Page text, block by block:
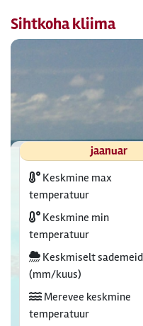
Sihtkoha kliima
jaanuar
Keskmine max
temperatuur
Keskmine min
temperatuur
Keskmiselt sademeid
(mm/kuus)
Merevee keskmine
temperatuur